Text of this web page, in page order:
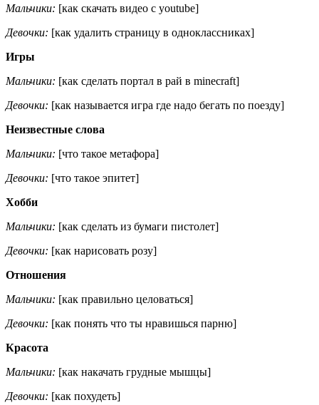
Мальчики: [как скачать видео с youtube]
Девочки: [как удалить страницу в одноклассниках]
Игры
Мальчики: [как сделать портал в рай в minecraft]
Девочки: [как называется игра где надо бегать по поезду]
Неизвестные слова
Мальчики: [что такое метафора]
Девочки: [что такое эпитет]
Хобби
Мальчики: [как сделать из бумаги пистолет]
Девочки: [как нарисовать розу]
Отношения
Мальчики: [как правильно целоваться]
Девочки: [как понять что ты нравишься парню]
Красота
Мальчики: [как накачать грудные мышцы]
Девочки: [как похудеть]